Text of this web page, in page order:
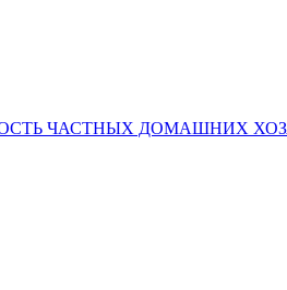
ЧАСТНЫХ ДОМАШНИХ